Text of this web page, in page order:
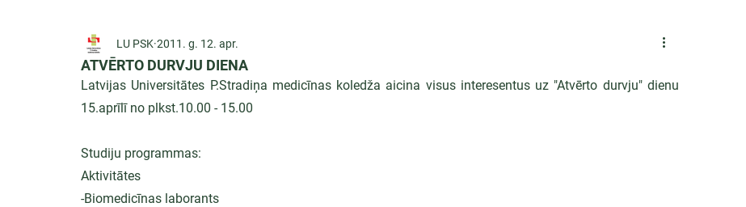
ESF projekti Iepazīsti profesiju
ATVĒRTO DURVJU DIENA
LU PSK 2011. g. 12. apr.
Latvijas Universitātes P.Stradiņa medicīnas koledža aicina visus interesentus uz "Atvērto durvju" dienu
15.aprīlī no plkst.10.00 - 15.00
Studiju programmas:
Aktivitātes
-Biomedicīnas laborants